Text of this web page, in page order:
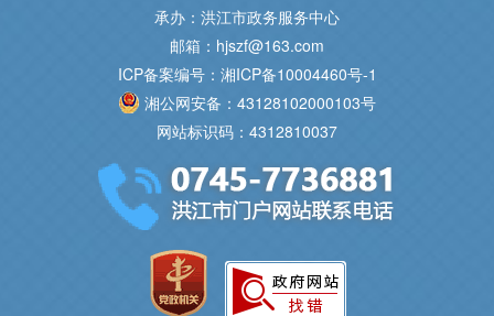
承办：洪江市政务服务中心
邮箱：hjszf@163.com
ICP备案编号：湘ICP备10004460号-1
湘公网安备：43128102000103号
网站标识码：4312810037